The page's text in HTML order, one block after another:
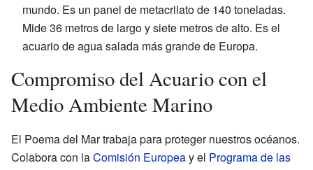
mundo. Es un panel de metacrilato de 140 toneladas.
Mide 36 metros de largo y siete metros de alto. Es el
acuario de agua salada más grande de Europa.
Compromiso del Acuario con el
Medio Ambiente Marino
El Poema del Mar trabaja para proteger nuestros océanos.
Colabora con laComisión Europeay el Programa de las